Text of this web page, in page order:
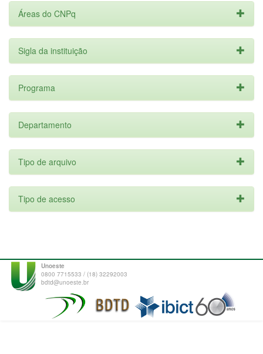
Áreas do CNPq
Sigla da instituição
Programa
Departamento
Tipo de arquivo
Tipo de acesso
Unoeste
0800 7715533 / (18) 32292003
bdtd@unoeste.br